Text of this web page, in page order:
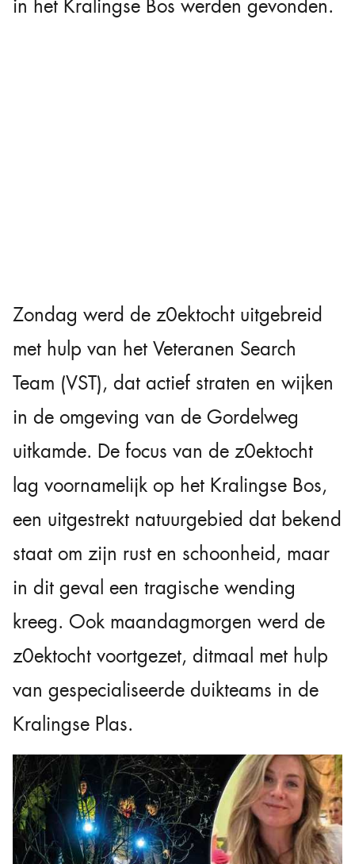
in het Kralingse Bos werden gevonden.
Zondag werd de z0ektocht uitgebreid
met hulp van het Veteranen Search
Team (VST), dat actief straten en wijken
in de omgeving van de Gordelweg
uitkamde. De focus van de z0ektocht
lag voornamelijk op het Kralingse Bos,
een uitgestrekt natuurgebied dat bekend
staat om zijn rust en schoonheid, maar
in dit geval een tragische wending
kreeg. Ook maandagmorgen werd de
z0ektocht voortgezet, ditmaal met hulp
van gespecialiseerde duikteams in de
Kralingse Plas.